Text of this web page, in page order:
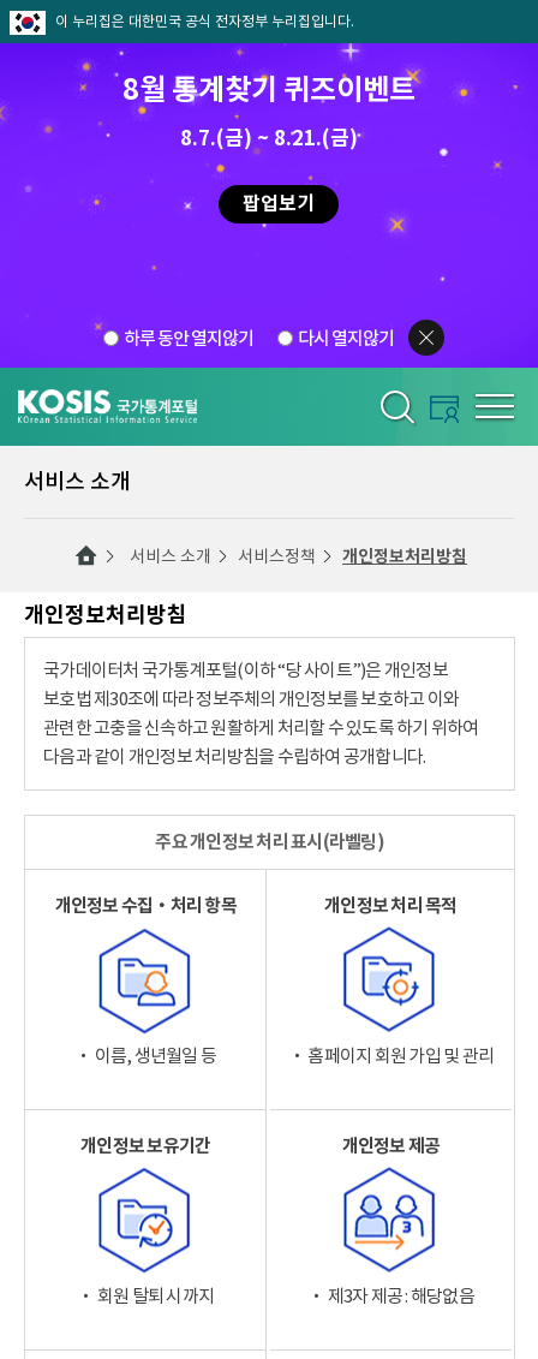
이 누리집은 대한민국 공식 전자정부 누리집입니다.
8월 통계찾기 퀴즈이벤트
8.7.(금) ~ 8.21.(금)
팝업보기
하루 동안 열지않기 다시 열지않기
서비스 소개
서비스 소개 서비스정책 개인정보처리방침
개인정보처리방침
국가데이터처 국가통계포털(이하 “당 사이트”)은 개인정보
보호법 제30조에 따라 정보주체의 개인정보를 보호하고 이와
관련한 고충을 신속하고 원활하게 처리할 수 있도록 하기 위하여
다음과 같이 개인정보 처리방침을 수립하여 공개합니다.
주요 개인정보 처리 표시(라벨링)
개인정보 수집‧처리 항목
‧ 이름, 생년월일 등
개인정보 처리 목적
‧ 홈페이지 회원 가입 및 관리
개인정보 보유기간
‧ 회원 탈퇴 시까지
개인정보 제공
‧ 제3자 제공 : 해당없음